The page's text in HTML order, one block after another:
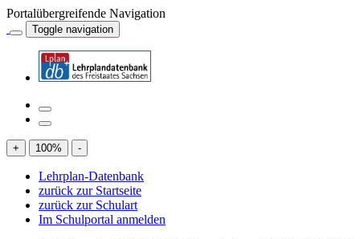
Portalübergreifende Navigation
Toggle navigation
+ 100% -
Lehrplan-Datenbank
zurück zur Startseite
zurück zur Schulart
Im Schulportal anmelden